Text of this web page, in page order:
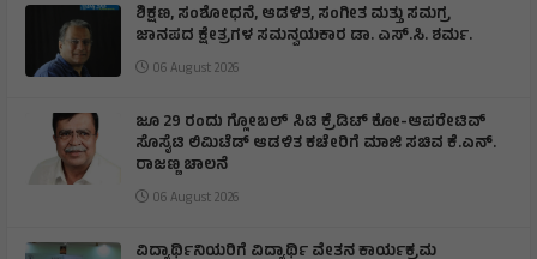
ಶಿಕ್ಷಣ, ಸಂಶೋಧನೆ, ಆಡಳಿತ, ಸಂಗೀತ ಮತ್ತು ಸಮಗ್ರ
ಜಾನಪದ ಕ್ಷೇತ್ರಗಳ ಸಮನ್ವಯಕಾರ ಡಾ. ಎಸ್.ಸಿ. ಶರ್ಮ.
06 August 2026
ಜೂ 29 ರಂದು ಗ್ಲೋಬಲ್ ಸಿಟಿ ಕ್ರೆಡಿಟ್ ಕೋ-ಆಪರೇಟಿವ್
ಸೊಸೈಟಿ ಲಿಮಿಟೆಡ್ ಆಡಳಿತ ಕಚೇರಿಗೆ ಮಾಜಿ ಸಚಿವ ಕೆ.ಎನ್.
ರಾಜಣ್ಣ ಚಾಲನೆ
06 August 2026
ವಿದ್ಯಾರ್ಥಿನಿಯರಿಗೆ ವಿದ್ಯಾರ್ಥಿ ವೇತನ ಕಾರ್ಯಕ್ರಮ